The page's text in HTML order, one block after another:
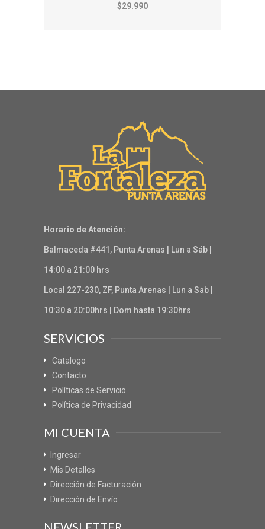
$29.990
Horario de Atención:
Balmaceda #441, Punta Arenas | Lun a Sáb |
14:00 a 21:00 hrs
Local 227-230, ZF, Punta Arenas | Lun a Sab |
10:30 a 20:00hrs | Dom hasta 19:30hrs
SERVICIOS
Catalogo
Contacto
Políticas de Servicio
Política de Privacidad
MI CUENTA
Ingresar
Mis Detalles
Dirección de Facturación
Dirección de Envío